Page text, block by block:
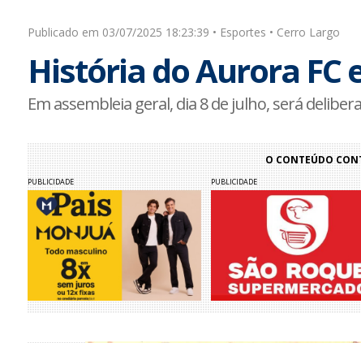
Publicado em 03/07/2025 18:23:39 • Esportes • Cerro Largo
História do Aurora FC
Em assembleia geral, dia 8 de julho, será
O CONTEÚDO
PUBLICIDADE PUBLICIDADE